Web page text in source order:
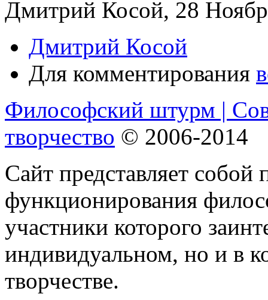
Дмитрий Косой, 28
Дмитрий Косой
Для комментирования
Философский штурм |
творчество © 2006-2014
Сайт представляет собой
функционирования
участники которого
индивидуальном, но и в
творчестве.